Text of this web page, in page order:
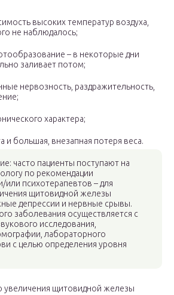
высоких температур воздуха,
не наблюдалось;
– в некоторые дни
заливает потом;
нервозность, раздражительность,
характера;
и большая, внезапная потеря веса.
часто пациенты поступают на
по рекомендации
или психотерапевтов – для
щитовидной железы
депрессии и нервные срывы.
заболевания осуществляется с
исследования,
лабораторного
с целью определения уровня
увеличения щитовидной железы